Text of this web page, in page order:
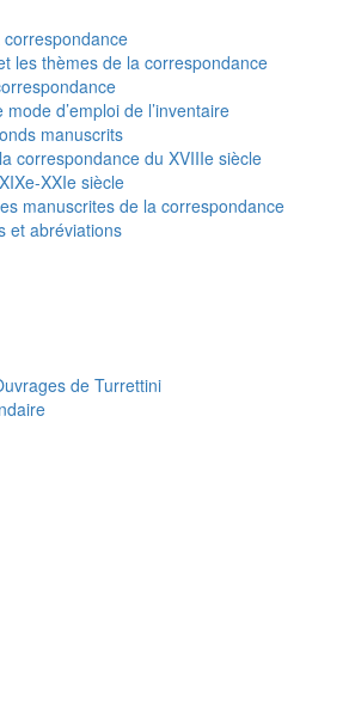
les thèmes de la correspondance
d’emploi de l’inventaire
manuscrits
correspondance du XVIIIe siècle
XXIe siècle
manuscrites de la correspondance
et abréviations
de Turrettini